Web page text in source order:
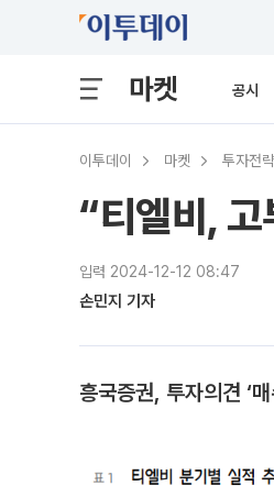
마켓 공시
이투데이 마켓 투자전략
“티엘비,
입력 2024-12-12 08:47
손민지 기자
흥국증권, 투자의견 ‘